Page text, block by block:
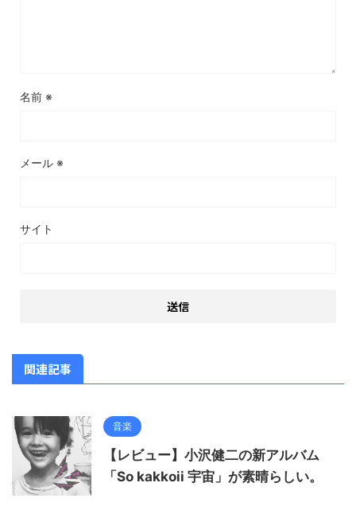
名前 ※
メール ※
サイト
関連記事
音楽
【レビュー】小沢健二の新アルバム
「So kakkoii 宇宙」が素晴らしい。